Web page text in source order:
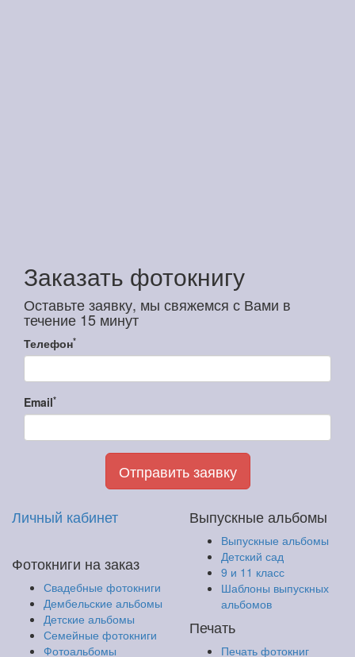
Заказать фотокнигу
Оставьте заявку, мы свяжемся с Вами в
течение 15 минут
Телефон*
Email*
Отправить заявку
Личный кабинет
Фотокниги на заказ
Свадебные фотокниги
Дембельские альбомы
Детские альбомы
Семейные фотокниги
Фотоальбомы
Выпускные альбомы
Выпускные альбомы
Детский сад
9 и 11 класс
Шаблоны выпускных
альбомов
Печать
Печать фотокниг